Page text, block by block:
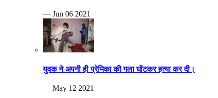
— Jun 06 2021
युवक ने अपनी ही प्रेमिका की गला घोंटकर हत्या कर दी।
— May 12 2021